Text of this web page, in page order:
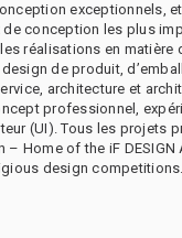
exceptionnels,
de conception les plus
réalisations en matière
de produit,
architecture et
professionnel,
(UI). Tous les projets
Home of the iF DESIGN
design competitions.